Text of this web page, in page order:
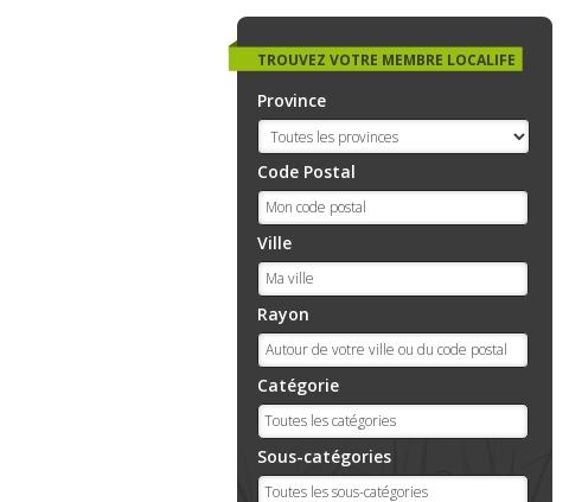
TROUVEZ VOTRE MEMBRE LOCALIFE
Province
Code Postal
Ville
Rayon
Catégorie
Sous-catégories